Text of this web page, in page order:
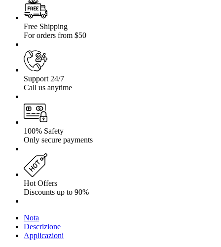
Free Shipping
For orders from $50
Support 24/7
Call us anytime
100% Safety
Only secure payments
Hot Offers
Discounts up to 90%
Nota
Descrizione
Applicazioni